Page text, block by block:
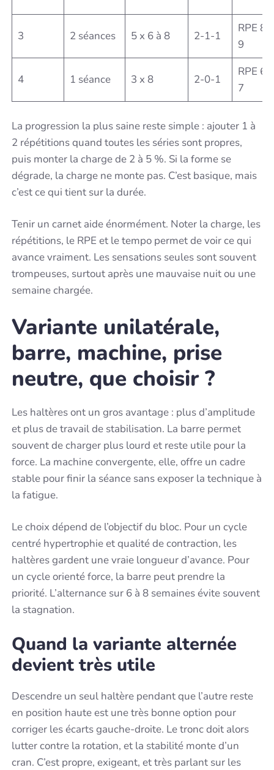
3 2 séances 5 x 6 à 8 2-1-1
RPE 8 à
9
4 1 séance 3 x 8 2-0-1
RPE 6 à
7
La progression la plus saine reste simple : ajouter 1 à
2 répétitions quand toutes les séries sont propres,
puis monter la charge de 2 à 5 %. Si la forme se
dégrade, la charge ne monte pas. C’est basique, mais
c’est ce qui tient sur la durée.
Tenir un carnet aide énormément. Noter la charge, les
répétitions, le RPE et le tempo permet de voir ce qui
avance vraiment. Les sensations seules sont souvent
trompeuses, surtout après une mauvaise nuit ou une
semaine chargée.
Variante unilatérale,
barre, machine, prise
neutre, que choisir ?
Les haltères ont un gros avantage : plus d’amplitude
et plus de travail de stabilisation. La barre permet
souvent de charger plus lourd et reste utile pour la
force. La machine convergente, elle, offre un cadre
stable pour finir la séance sans exposer la technique à
la fatigue.
Le choix dépend de l’objectif du bloc. Pour un cycle
centré hypertrophie et qualité de contraction, les
haltères gardent une vraie longueur d’avance. Pour
un cycle orienté force, la barre peut prendre la
priorité. L’alternance sur 6 à 8 semaines évite souvent
la stagnation.
Quand la variante alternée
devient très utile
Descendre un seul haltère pendant que l’autre reste
en position haute est une très bonne option pour
corriger les écarts gauche-droite. Le tronc doit alors
lutter contre la rotation, et la stabilité monte d’un
cran. C’est propre, exigeant, et très parlant sur les